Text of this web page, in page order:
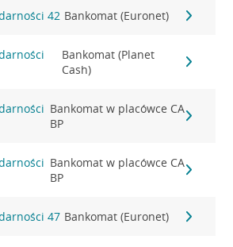
42 Bankomat (Euronet)
Bankomat (Planet
Cash)
Bankomat w placówce CA
BP
Bankomat w placówce CA
BP
47 Bankomat (Euronet)